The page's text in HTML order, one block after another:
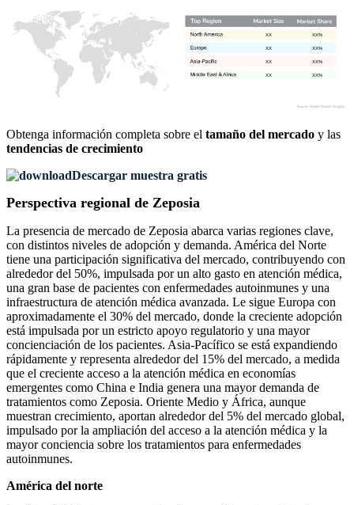
XX%
XX
XX%
XX
XX%
XX
XX%
XX
Obtenga información completa sobre el tamaño del mercado y las
tendencias de crecimiento
Descargar muestra gratis
Perspectiva regional de Zeposia
La presencia de mercado de Zeposia abarca varias regiones clave,
con distintos niveles de adopción y demanda. América del Norte
tiene una participación significativa del mercado, contribuyendo con
alrededor del 50%, impulsada por un alto gasto en atención médica,
una gran base de pacientes con enfermedades autoinmunes y una
infraestructura de atención médica avanzada. Le sigue Europa con
aproximadamente el 30% del mercado, donde la creciente adopción
está impulsada por un estricto apoyo regulatorio y una mayor
concienciación de los pacientes. Asia-Pacífico se está expandiendo
rápidamente y representa alrededor del 15% del mercado, a medida
que el creciente acceso a la atención médica en economías
emergentes como China e India genera una mayor demanda de
tratamientos como Zeposia. Oriente Medio y África, aunque
muestran crecimiento, aportan alrededor del 5% del mercado global,
impulsado por la ampliación del acceso a la atención médica y la
mayor conciencia sobre los tratamientos para enfermedades
autoinmunes.
América del norte